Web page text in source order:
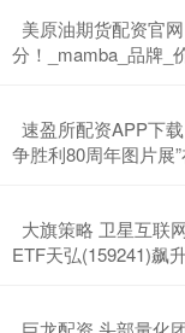
美原油期货配资官
分！_mamba_品牌_
速盈所配资APP下
争胜利80周年图片展
大旗策略 卫星互联
ETF天弘(159241)飙